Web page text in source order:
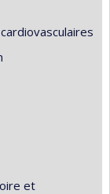
et